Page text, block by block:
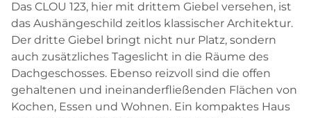
Das CLOU 123, hier mit drittem Giebel versehen, ist
das Aushängeschild zeitlos klassischer Architektur.
Der dritte Giebel bringt nicht nur Platz, sondern
auch zusätzliches Tageslicht in die Räume des
Dachgeschosses. Ebenso reizvoll sind die offen
gehaltenen und ineinanderfließenden Flächen von
Kochen, Essen und Wohnen. Ein kompaktes Haus